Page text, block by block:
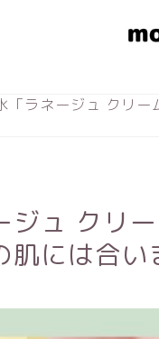
「ラネージュ クリー
ュ クリ
には合い